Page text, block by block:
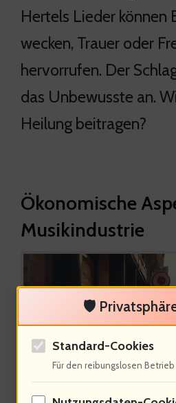
Hertels Lieder können
wecken, Trauer oder
hervorrufen. Der
das Unbewusste an.
Heilung beitragen?
Ökonomische
Musikindustrie
🛡️
Standard-Cookies
Für den reibungslosen Betrieb